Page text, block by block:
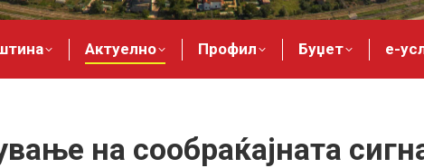
Актуелно Профил Буџет е-
на сообраќајната